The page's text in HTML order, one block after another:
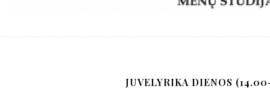
JUVELYRIKA DIENOS